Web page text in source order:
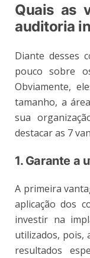
Quais as
auditoria
Diante desses
pouco sobre
Obviamente,
tamanho, a
sua
destacar as 7
1. Garante a
A primeira
aplicação dos
investir na
utilizados, pois,
resultados